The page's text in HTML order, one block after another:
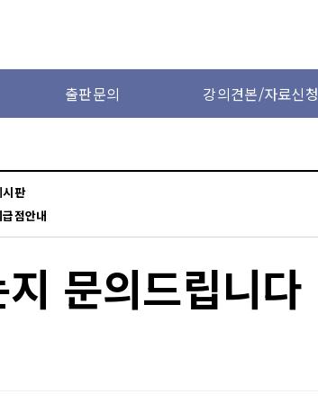
출판문의 강의견본/자료신청
시판
점안내
문의드립니다